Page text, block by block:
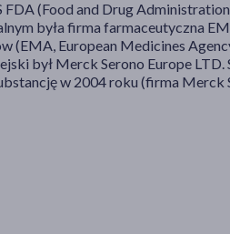
(Food and Drug
była firma farmaceutyczna
(EMA, European Medicines
był Merck Serono Europe LTD.
w 2004 roku (firma Merck